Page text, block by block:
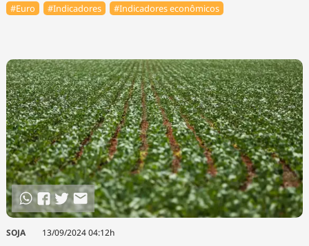
#Euro #Indicadores #Indicadores econômicos
SOJA 13/09/2024 04:12h